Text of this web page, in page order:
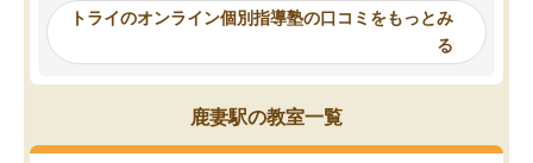
ったんですが、学生の先生から学ぶこ
み、徐々に成績が上がったらいいなと
思っていました。何が今足りないのか
を的確に指導いただき、子どももびっ
くりするほど楽しんでやる気を持って
塾を受けています。狙い通り、少しず
らないところをピンポイ
頂いて、とてもわかり
していました。一生を
スト、多少お金がかかっ
トライのオンライン個別指導塾の口コミをもっとみ
る
鹿妻駅の教室一覧